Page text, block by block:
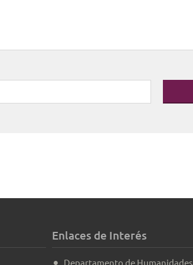
Enlaces de Interés
Departamento de Humanidades